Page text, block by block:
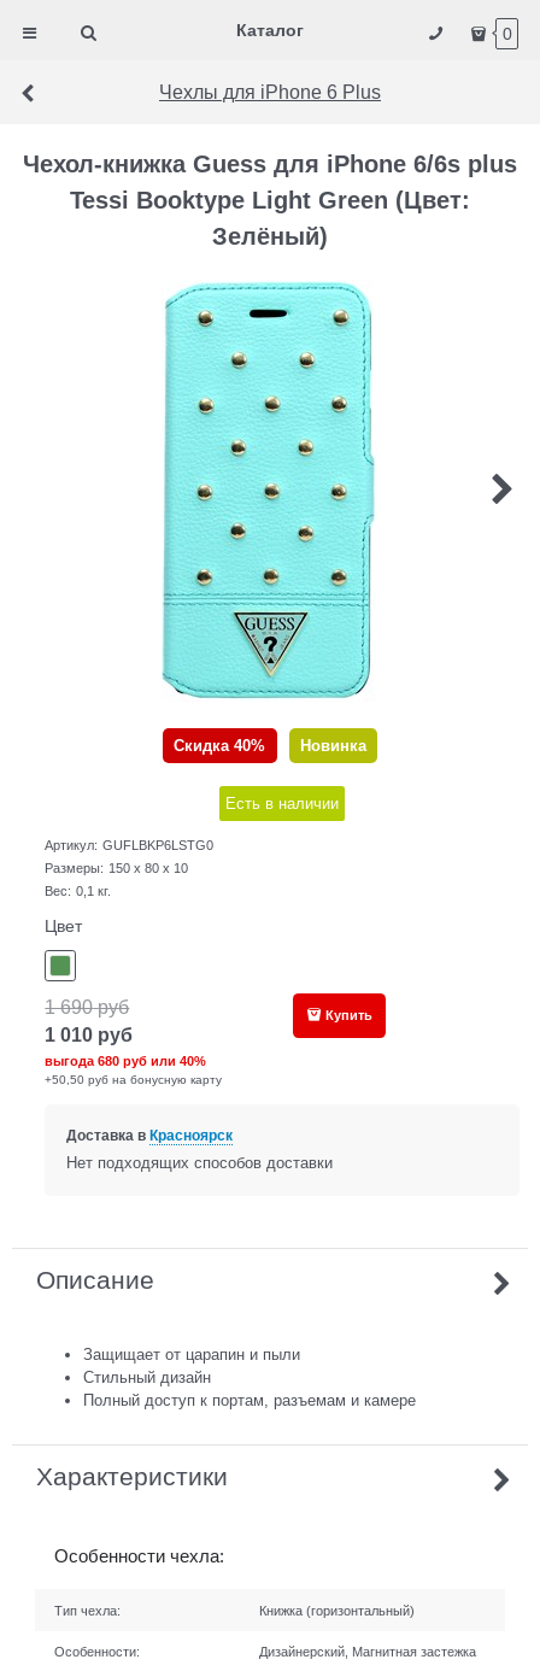
Каталог 0
Чехлы для iPhone 6 Plus
Чехол-книжка Guess для iPhone 6/6s plus
Tessi Booktype Light Green (Цвет:
Зелёный)
Скидка 40% Новинка
Есть в наличии
Артикул: GUFLBKP6LSTG0
Размеры: 150 x 80 x 10
Вес: 0,1 кг.
Цвет
1 690 руб
1 010 руб
выгода680 руб или40%
+50,50 руб на бонусную карту
Купить
Доставка в Красноярск
Нет подходящих способов доставки
Описание
Защищает от царапин и пыли
Стильный дизайн
Полный доступ к портам, разъемам и камере
Характеристики
Особенности чехла:
Тип чехла: Книжка (горизонтальный)
Особенности: Дизайнерский, Магнитная застежка